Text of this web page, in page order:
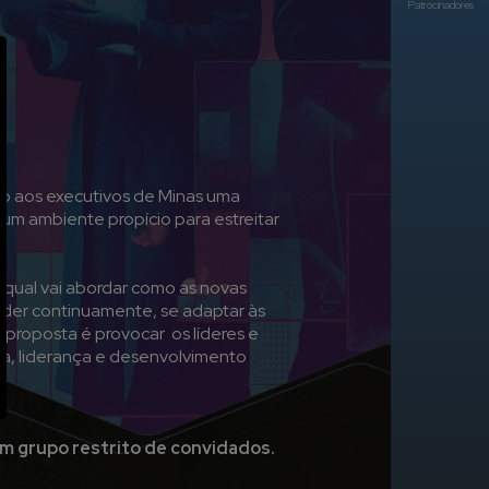
Patrocinadores
aos executivos de Minas uma
ambiente propício para estreitar
vai abordar como as novas
continuamente, se adaptar às
é provocar os líderes e
liderança e desenvolvimento
grupo restrito de convidados.